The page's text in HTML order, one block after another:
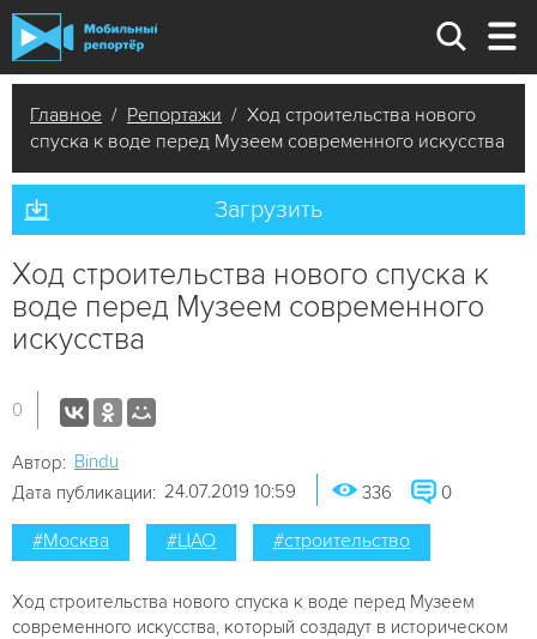
Главное / Репортажи / Ход строительства нового
спуска к воде перед Музеем современного искусства
Загрузить
Ход строительства нового спуска к
воде перед Музеем современного
искусства
0
Автор: Bindu
Дата публикации: 24.07.2019 10:59 336 0
#Москва #ЦАО #строительство
Ход строительства нового спуска к воде перед Музеем
современного искусства, который создадут в историческом